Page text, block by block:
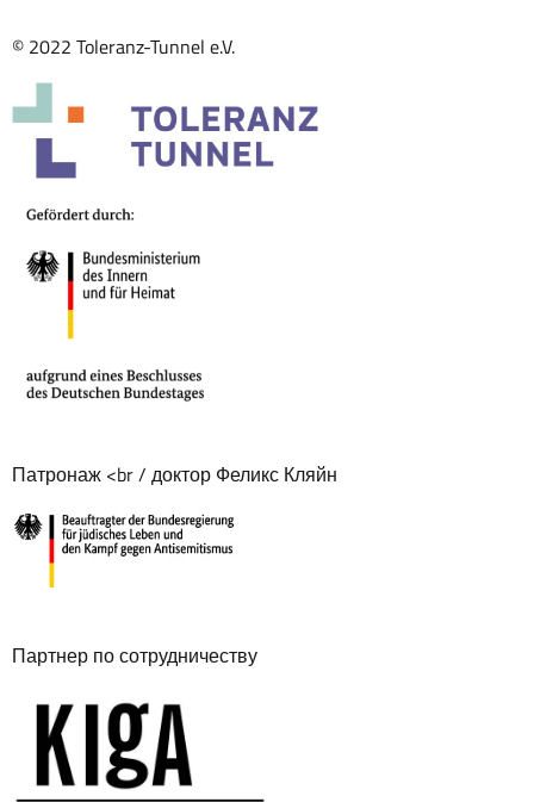
© 2022 Toleranz-Tunnel e.V.
Патронаж <br / доктор Феликс Кляйн
Партнер по сотрудничеству